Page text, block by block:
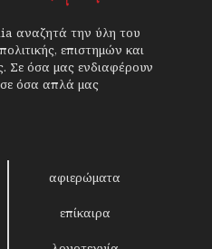
αναζητά την ύλη του
επιστημών και
Σε όσα μας ενδιαφέρουν
σε όσα απλά μας
αφιερώματα
επίκαιρα